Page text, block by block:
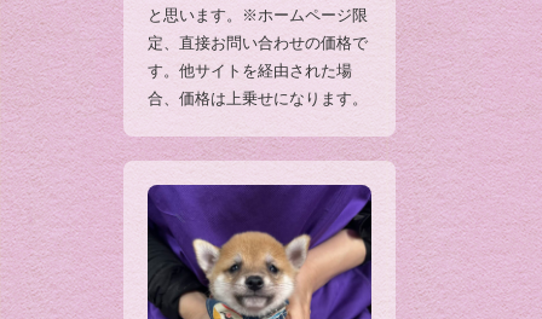
と思います。※ホームページ限
定、直接お問い合わせの価格で
す。他サイトを経由された場
合、価格は上乗せになります。